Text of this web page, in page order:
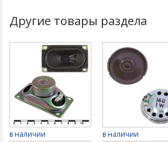
Другие товары раздела
в наличии
в наличии